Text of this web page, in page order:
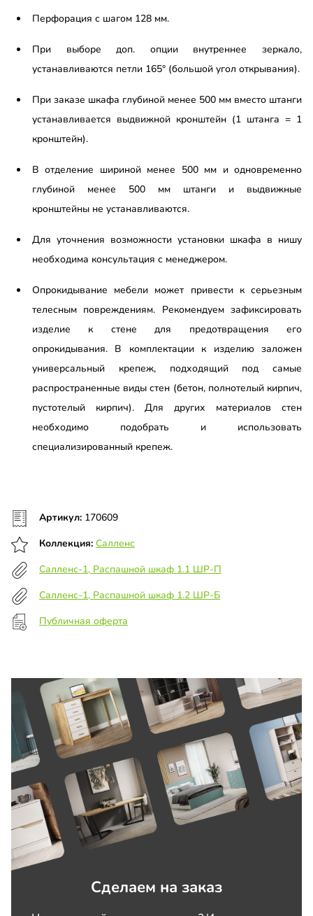
Перфорация с шагом 128 мм.
При выборе доп. опции внутреннее зеркало,
устанавливаются петли 165° (большой угол открывания).
При заказе шкафа глубиной менее 500 мм вместо штанги
устанавливается выдвижной кронштейн (1 штанга = 1
кронштейн).
В отделение шириной менее 500 мм и одновременно
глубиной менее 500 мм штанги и выдвижные
кронштейны не устанавливаются.
Для уточнения возможности установки шкафа в нишу
необходима консультация с менеджером.
Опрокидывание мебели может привести к серьезным
телесным повреждениям. Рекомендуем зафиксировать
изделие к стене для предотвращения его
опрокидывания. В комплектации к изделию заложен
универсальный крепеж, подходящий под самые
распространенные виды стен (бетон, полнотелый кирпич,
пустотелый кирпич). Для других материалов стен
необходимо подобрать и использовать
специализированный крепеж.
Артикул: 170609
Коллекция: Салленс
Салленс-1, Распашной шкаф 1.1 ШР-П
Салленс-1, Распашной шкаф 1.2 ШР-Б
Публичная оферта
Сделаем на заказ